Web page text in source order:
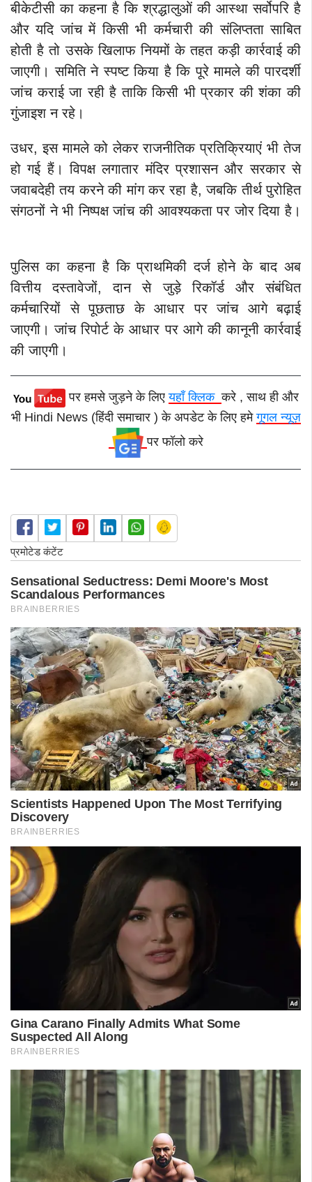
बीकेटीसी का कहना है कि श्रद्धालुओं की आस्था सर्वोपरि है
और यदि जांच में किसी भी कर्मचारी की संलिप्तता साबित
होती है तो उसके खिलाफ नियमों के तहत कड़ी कार्रवाई की
जाएगी। समिति ने स्पष्ट किया है कि पूरे मामले की पारदर्शी
जांच कराई जा रही है ताकि किसी भी प्रकार की शंका की
गुंजाइश न रहे।
उधर, इस मामले को लेकर राजनीतिक प्रतिक्रियाएं भी तेज
हो गई हैं। विपक्ष लगातार मंदिर प्रशासन और सरकार से
जवाबदेही तय करने की मांग कर रहा है, जबकि तीर्थ पुरोहित
संगठनों ने भी निष्पक्ष जांच की आवश्यकता पर जोर दिया है।
पुलिस का कहना है कि प्राथमिकी दर्ज होने के बाद अब
वित्तीय दस्तावेजों, दान से जुड़े रिकॉर्ड और संबंधित
कर्मचारियों से पूछताछ के आधार पर जांच आगे बढ़ाई
जाएगी। जांच रिपोर्ट के आधार पर आगे की कानूनी कार्रवाई
की जाएगी।
पर हमसे जुड़ने के लिएयहाँ क्लिककरे , साथ ही और
भी Hindi News (हिंदी समाचार ) के अपडेट के लिए हमेगूगल न्यूज़
पर फॉलो करे